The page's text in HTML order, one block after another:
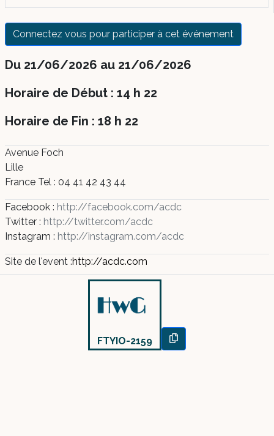
Connectez vous pour participer à cet événement
Du 21/06/2026 au 21/06/2026
Horaire de Début : 14 h 22
Horaire de Fin : 18 h 22
Avenue Foch
Lille
France Tel : 04 41 42 43 44
Facebook : http://facebook.com/acdc
Twitter : http://twitter.com/acdc
Instagram : http://instagram.com/acdc
Site de l'event :http://acdc.com
FTYIO-2159